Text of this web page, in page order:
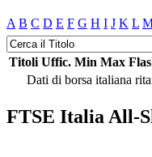
A B C D E F G H I J K L
Titoli Uffic. Min Max
Dati di borsa italiana
FTSE Italia All-